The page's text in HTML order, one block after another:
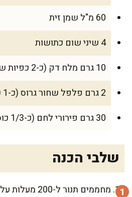
60 מ"ל שמן זית
4 שיני שום כתושות
10 גרם מלח דק (כ-2 כפיות שטוחות)
2 גרם פלפל שחור גרוס (כ-1 כפית)
30 גרם פירורי לחם (כ-1/3 כוס)
שלבי הכנה
מחממים תנור